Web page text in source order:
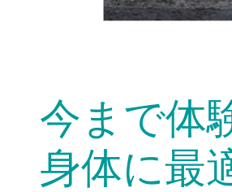
今まで体
身体に最